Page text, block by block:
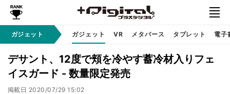
ガジェット ガジェット VR メタバース タブレット 電子
デサント、12度で頬を冷やす蓄冷材入りフェ
イスガード - 数量限定発売
掲載日 2020/07/29 15:02